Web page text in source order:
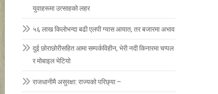
युवाहरूमा उत्साहको लहर
५६ लाख किलोभन्दा बढी एलपी ग्यास आयात, तर बजारमा अभाव
दुई छोराछोरीसहित आमा सम्पर्कविहीन, भेरी नदी किनारमा चप्पल
र मोबाइल भेटियो
राजधानीमै असुरक्षा: राज्यको परिछ्या –